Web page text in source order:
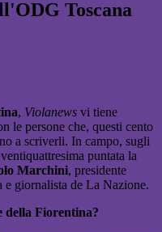
Toscana
, Violanews vi tiene
le persone che, questi cento
a scriverli. In campo, sugli
puntata la
Marchini, presidente
e giornalista de La Nazione.
della Fiorentina?